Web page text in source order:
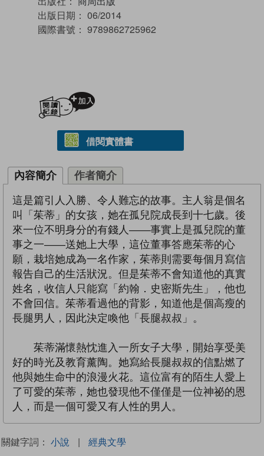
出版日期： 06/2014
國際書號： 9789862725962
借閱實體書
內容簡介 作者簡介
這是篇引人入勝、令人難忘的故事。主人翁是個名
叫「茱蒂」的女孩，她在孤兒院成長到十七歲。後
來一位不明身分的有錢人——事實上是孤兒院的董
事之一——送她上大學，這位董事答應茱蒂的心
願，栽培她成為一名作家，茱蒂則需要每個月寫信
報告自己的生活狀況。但是茱蒂不會知道他的真實
姓名，收信人只能寫「約翰．史密斯先生」，他也
不會回信。茱蒂看過他的背影，知道他是個高瘦的
長腿男人，因此決定喚他「長腿叔叔」。
茱蒂滿懷熱忱進入一所女子大學，開始享受美
好的時光及教育薰陶。她寫給長腿叔叔的信點燃了
他與她生命中的浪漫火花。這位富有的陌生人愛上
了可愛的茱蒂，她也發現他不僅僅是一位神祕的恩
人，而是一個可愛又有人性的男人。
關鍵字詞： 小說 | 經典文學